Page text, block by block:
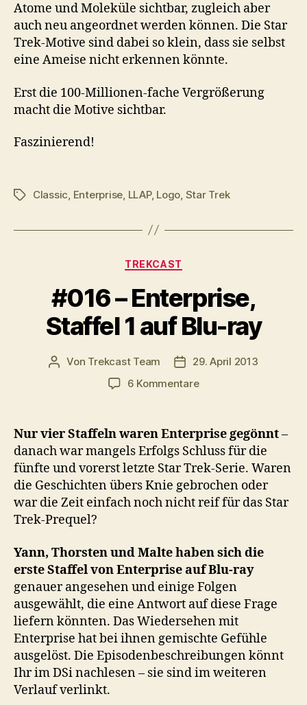
Atome und Moleküle sichtbar, zugleich aber
auch neu angeordnet werden können. Die Star
Trek-Motive sind dabei so klein, dass sie selbst
eine Ameise nicht erkennen könnte.
Erst die 100-Millionen-fache Vergrößerung
macht die Motive sichtbar.
Faszinierend!
Schlagwörter
Classic Enterprise LLAP, Logo Star Trek
Kategorien
TREKCAST
#016 – Enterprise,
Staffel 1 auf Blu-ray
Beitragsautor
Von Trekcast Team Veröffentlichungsdatum
29. April 2013
6 Kommentarezu
Enterprise,
Staffel
1
auf
Blu-
ray
Nur vier Staffeln waren Enterprise gegönnt–
danach war mangels Erfolgs Schluss für die
fünfte und vorerst letzte Star Trek-Serie. Waren
die Geschichten übers Knie gebrochen oder
war die Zeit einfach noch nicht reif für das Star
Trek-Prequel?
Yann, Thorsten und Malte haben sich die
erste Staffel von Enterprise auf Blu-ray
genauer angesehen und einige Folgen
ausgewählt, die eine Antwort auf diese Frage
liefern könnten. Das Wiedersehen mit
Enterprise hat bei ihnen gemischte Gefühle
ausgelöst. Die Episodenbeschreibungen könnt
Ihr im DSi nachlesen – sie sind im weiteren
Verlauf verlinkt.